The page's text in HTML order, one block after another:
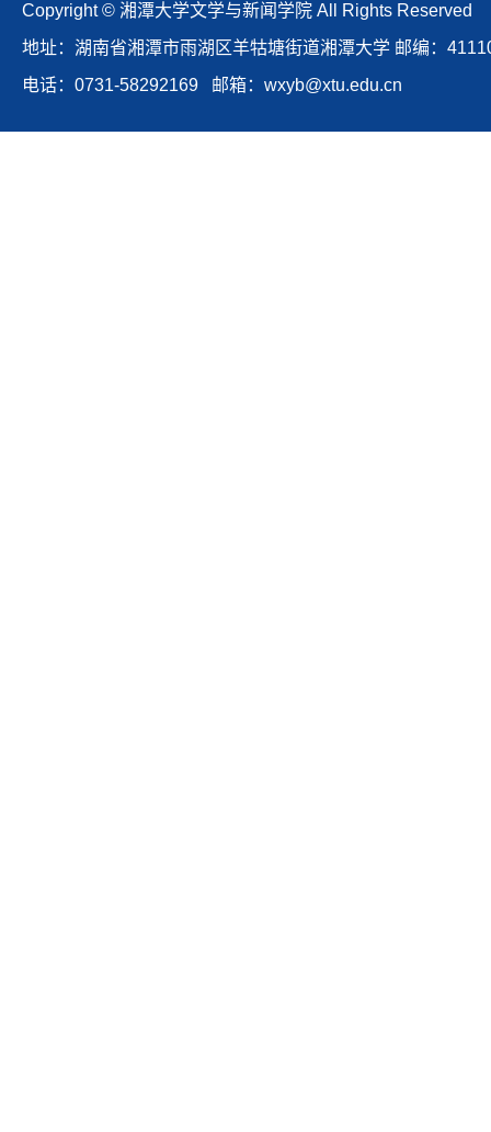
Copyright © 湘潭大学文学与新闻学院 All Rights Reserved
地址：湖南省湘潭市雨湖区羊牯塘街道湘潭大学 邮编：
电话：0731-58292169 邮箱：wxyb@xtu.edu.cn